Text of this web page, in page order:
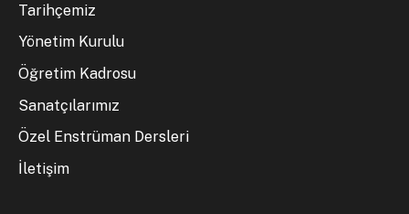
Tarihçemiz
Yönetim Kurulu
Öğretim Kadrosu
Sanatçılarımız
Özel Enstrüman Dersleri
İletişim